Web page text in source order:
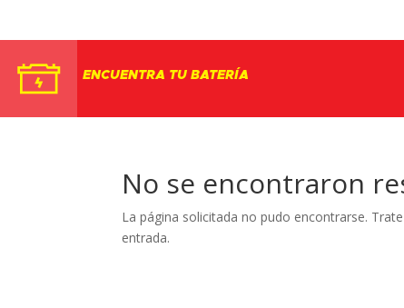
ENCUENTRA TU BATERÍA
No se encontraron
La página solicitada no pudo encontrarse.
entrada.